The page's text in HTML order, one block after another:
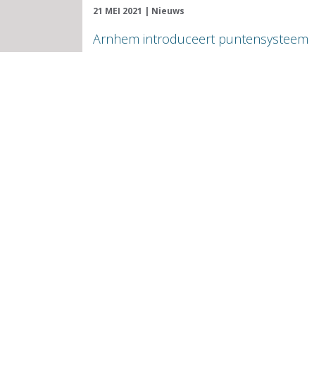
21 MEI 2021 | Nieuws
Arnhem introduceert puntensysteem